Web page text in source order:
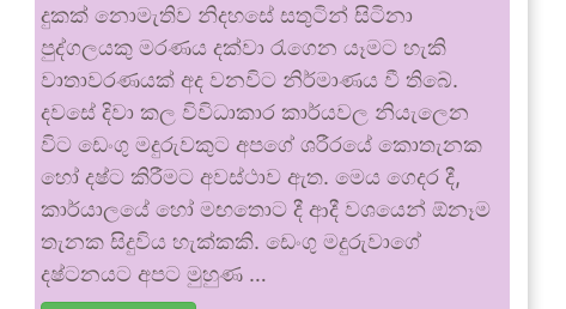
දුකක් නොමැතිව නිදහසේ සතුටින් සිටිනා
පුද්ගලයකු මරණය දක්වා රැගෙන යෑමට හැකි
වාතාවරණයක් අද වනවිට නිර්මාණය වී තිබේ.
දවසේ දිවා කල විවිධාකාර කාර්යවල නියැලෙන
විට ඩෙංගු මදුරුවකුට අපගේ ශරීරයේ කොතැනක
හෝ දෂ්ට කිරීමට අවස්ථාව ඇත. මෙය ගෙදර දී,
කාර්යාලයේ හෝ මඟතොට දී ආදී වශයෙන් ඕනෑම
තැනක සිදුවිය හැක්කකි. ඩෙංගු මදුරුවාගේ
දෂ්ටනයට අපට මුහුණ …